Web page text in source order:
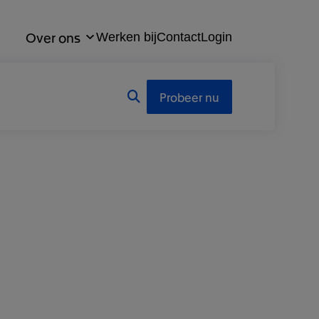
Probeer nu
Over ons Werken bijContactLogin